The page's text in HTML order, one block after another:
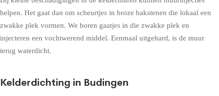
helpen. Het gaat dan om scheurtjes in broze bakstenen die lokaal een
zwakke plek vormen. We boren gaatjes in die zwakke plek en
injecteren een vochtwerend middel. Eenmaal uitgehard, is de muur
terug waterdicht.
Kelderdichting in Budingen